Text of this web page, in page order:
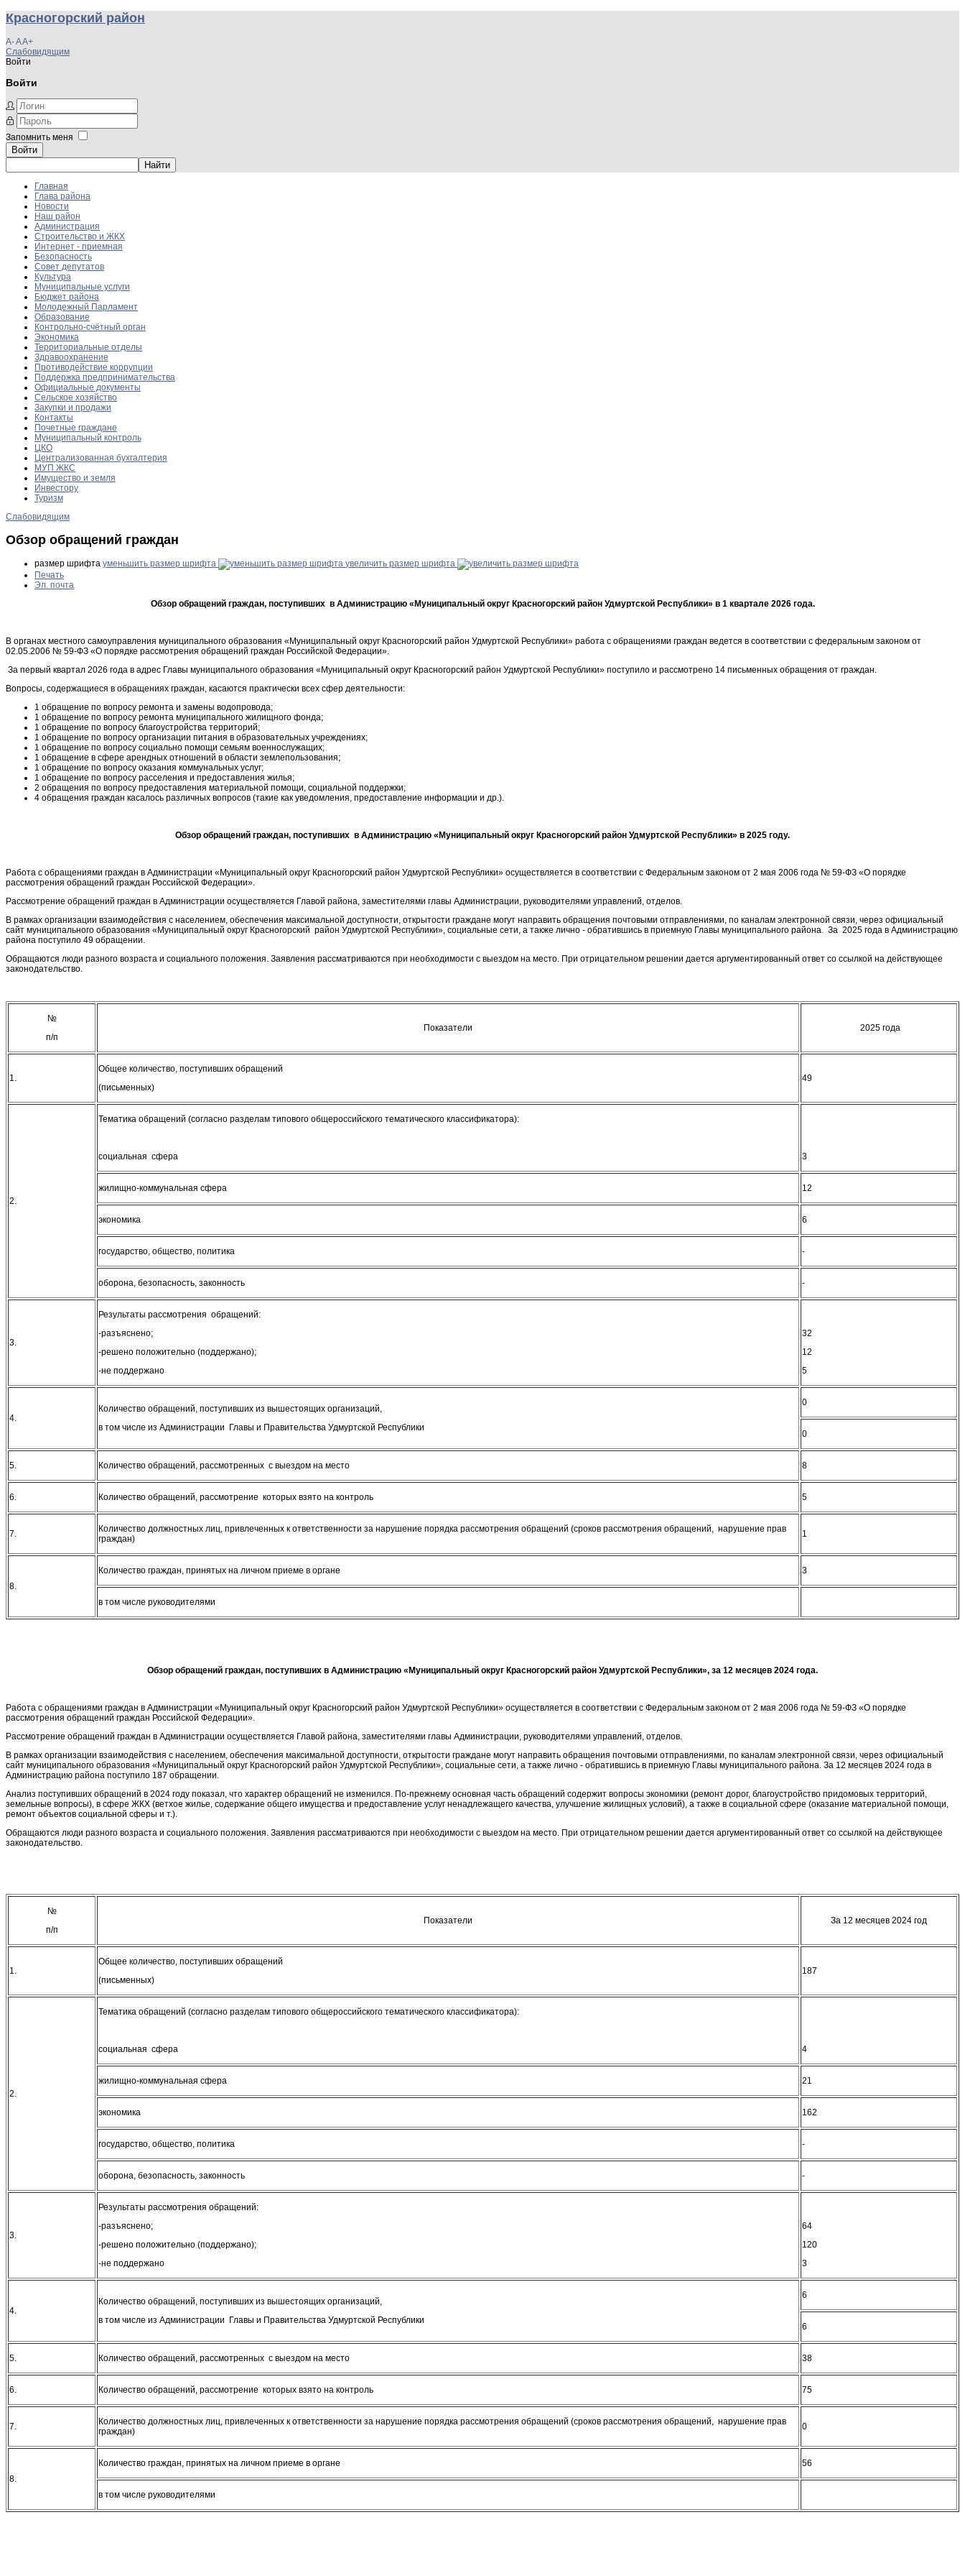
Красногорский район
A-AA+
Слабовидящим
Войти
Войти
Запомнить меня
Войти
Главная
Глава района
Новости
Наш район
Администрация
Строительство и ЖКХ
Интернет - приемная
Безопасность
Совет депутатов
Культура
Муниципальные услуги
Бюджет района
Молодежный Парламент
Образование
Контрольно-счётный орган
Экономика
Территориальные отделы
Здравоохранение
Противодействие коррупции
Поддержка предпринимательства
Официальные документы
Сельское хозяйство
Закупки и продажи
Контакты
Почетные граждане
Муниципальный контроль
ЦКО
Централизованная бухгалтерия
МУП ЖКС
Имущество и земля
Инвестору
Туризм
Слабовидящим
Обзор обращений граждан
размер шрифта уменьшить размер шрифта
увеличить размер шрифта
Печать
Эл. почта
Обзор обращений граждан, поступивших в Администрацию «Муниципальный округ Красногорский район Удмуртской Республики» в 1 квартале 2026 года.
В органах местного самоуправления муниципального образования «Муниципальный округ Красногорский район Удмуртской Республики» работа с обращениями граждан ведется в соответствии с федеральным законом от
02.05.2006 № 59-ФЗ «О порядке рассмотрения обращений граждан Российской Федерации».
За первый квартал 2026 года в адрес Главы муниципального образования «Муниципальный округ Красногорский район Удмуртской Республики» поступило и рассмотрено 14 письменных обращения от граждан.
Вопросы, содержащиеся в обращениях граждан, касаются практически всех сфер деятельности:
1 обращение по вопросу ремонта и замены водопровода;
1 обращение по вопросу ремонта муниципального жилищного фонда;
1 обращение по вопросу благоустройства территорий;
1 обращение по вопросу организации питания в образовательных учреждениях;
1 обращение по вопросу социально помощи семьям военнослужащих;
1 обращение в сфере арендных отношений в области землепользования;
1 обращение по вопросу оказания коммунальных услуг;
1 обращение по вопросу расселения и предоставления жилья;
2 обращения по вопросу предоставления материальной помощи, социальной поддержки;
4 обращения граждан касалось различных вопросов (такие как уведомления, предоставление информации и др.).
Обзор обращений граждан, поступивших в Администрацию «Муниципальный округ Красногорский район Удмуртской Республики» в 2025 году.
Работа с обращениями граждан в Администрации «Муниципальный округ Красногорский район Удмуртской Республики» осуществляется в соответствии с Федеральным законом от 2 мая 2006 года № 59-ФЗ «О порядке
рассмотрения обращений граждан Российской Федерации».
Рассмотрение обращений граждан в Администрации осуществляется Главой района, заместителями главы Администрации, руководителями управлений, отделов.
В рамках организации взаимодействия с населением, обеспечения максимальной доступности, открытости граждане могут направить обращения почтовыми отправлениями, по каналам электронной связи, через официальный
сайт муниципального образования «Муниципальный округ Красногорский район Удмуртской Республики», социальные сети, а также лично - обратившись в приемную Главы муниципального района. За 2025 года в Администрацию
района поступило 49 обращении.
Обращаются люди разного возраста и социального положения. Заявления рассматриваются при необходимости с выездом на место. При отрицательном решении дается аргументированный ответ со ссылкой на действующее
законодательство.
№
п/п
Показатели 2025 года
1.
Общее количество, поступивших обращений
(письменных)
49
2.
Тематика обращений (согласно разделам типового общероссийского тематического классификатора):
социальная сфера 3
жилищно-коммунальная сфера 12
экономика 6
государство, общество, политика -
оборона, безопасность, законность -
3.
Результаты рассмотрения обращений:
-разъяснено;
-решено положительно (поддержано);
-не поддержано
32
12
5
4.
Количество обращений, поступивших из вышестоящих организаций,
в том числе из Администрации Главы и Правительства Удмуртской Республики
0
0
5. Количество обращений, рассмотренных с выездом на место 8
6. Количество обращений, рассмотрение которых взято на контроль 5
7.
Количество должностных лиц, привлеченных к ответственности за нарушение порядка рассмотрения обращений (сроков рассмотрения обращений, нарушение прав
граждан)
1
8.
Количество граждан, принятых на личном приеме в органе 3
в том числе руководителями
Обзор обращений граждан, поступивших в Администрацию «Муниципальный округ Красногорский район Удмуртской Республики», за 12 месяцев 2024 года.
Работа с обращениями граждан в Администрации «Муниципальный округ Красногорский район Удмуртской Республики» осуществляется в соответствии с Федеральным законом от 2 мая 2006 года № 59-ФЗ «О порядке
рассмотрения обращений граждан Российской Федерации».
Рассмотрение обращений граждан в Администрации осуществляется Главой района, заместителями главы Администрации, руководителями управлений, отделов.
В рамках организации взаимодействия с населением, обеспечения максимальной доступности, открытости граждане могут направить обращения почтовыми отправлениями, по каналам электронной связи, через официальный
сайт муниципального образования «Муниципальный округ Красногорский район Удмуртской Республики», социальные сети, а также лично - обратившись в приемную Главы муниципального района. За 12 месяцев 2024 года в
Администрацию района поступило 187 обращении.
Анализ поступивших обращений в 2024 году показал, что характер обращений не изменился. По-прежнему основная часть обращений содержит вопросы экономики (ремонт дорог, благоустройство придомовых территорий,
земельные вопросы), в сфере ЖКХ (ветхое жилье, содержание общего имущества и предоставление услуг ненадлежащего качества, улучшение жилищных условий), а также в социальной сфере (оказание материальной помощи,
ремонт объектов социальной сферы и т.).
Обращаются люди разного возраста и социального положения. Заявления рассматриваются при необходимости с выездом на место. При отрицательном решении дается аргументированный ответ со ссылкой на действующее
законодательство.
№
п/п
Показатели За 12 месяцев 2024 год
1.
Общее количество, поступивших обращений
(письменных)
187
2.
Тематика обращений (согласно разделам типового общероссийского тематического классификатора):
социальная сфера 4
жилищно-коммунальная сфера 21
экономика 162
государство, общество, политика -
оборона, безопасность, законность -
3.
Результаты рассмотрения обращений:
-разъяснено;
-решено положительно (поддержано);
-не поддержано
64
120
3
4.
Количество обращений, поступивших из вышестоящих организаций,
в том числе из Администрации Главы и Правительства Удмуртской Республики
6
6
5. Количество обращений, рассмотренных с выездом на место 38
6. Количество обращений, рассмотрение которых взято на контроль 75
7.
Количество должностных лиц, привлеченных к ответственности за нарушение порядка рассмотрения обращений (сроков рассмотрения обращений, нарушение прав
граждан)
0
8.
Количество граждан, принятых на личном приеме в органе 56
в том числе руководителями